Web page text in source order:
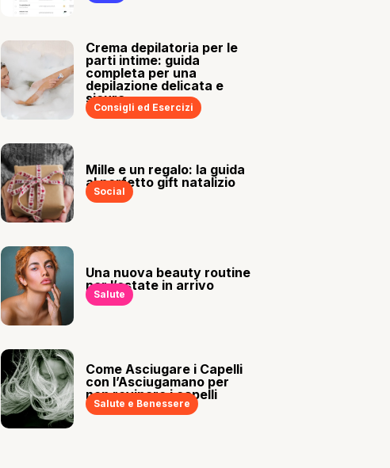
Crema depilatoria per le
parti intime: guida
completa per una
depilazione delicata e
sicura
Consigli ed Esercizi
Mille e un regalo: la guida
al perfetto gift natalizio
Social
Una nuova beauty routine
per l’estate in arrivo
Salute
Come Asciugare i Capelli
con l’Asciugamano per
non rovinare i capelli
Salute e Benessere